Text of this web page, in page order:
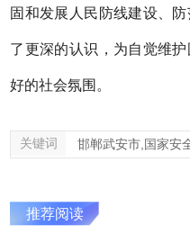
固和发展人民防线建设、
了更深的认识，为自觉维
好的社会氛围。
关键词 邯郸武安市,国家安
推荐阅读